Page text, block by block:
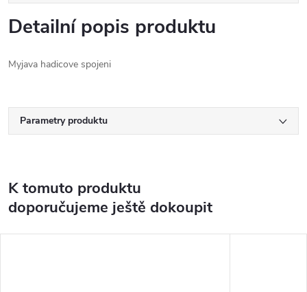
Detailní popis produktu
Myjava hadicove spojeni
Parametry produktu
K tomuto produktu
doporučujeme ještě dokoupit